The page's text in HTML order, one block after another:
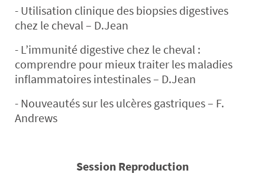
- Utilisation clinique des biopsies digestives
chez le cheval – D.Jean
- L’immunité digestive chez le cheval :
comprendre pour mieux traiter les maladies
inflammatoires intestinales – D.Jean
- Nouveautés sur les ulcères gastriques – F.
Andrews
Session Reproduction